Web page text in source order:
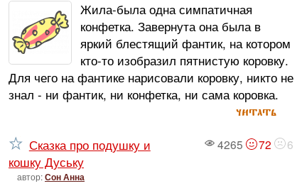
Жила-была одна симпатичная
конфетка. Завернута она была в
яркий блестящий фантик, на котором
кто-то изобразил пятнистую коровку.
Для чего на фантике нарисовали коровку, никто не
знал - ни фантик, ни конфетка, ни сама коровка.
читать
4265 72 6
Сказка про подушку и
кошку Дуську
автор:Сон Анна